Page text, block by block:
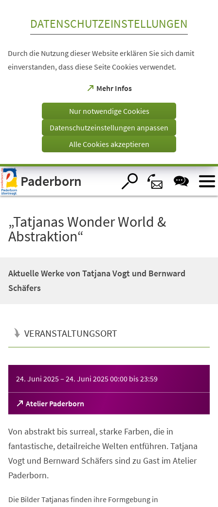
Visuelle
Assistenzsoftware
öffnen.
DATENSCHUTZEINSTELLUNGEN
Durch die Nutzung dieser Website erklären Sie sich damit
einverstanden, dass diese Seite Cookies verwendet.
Mehr Infos
(Öffnet
einem
Tab)
Nur notwendige Cookies
Datenschutzeinstellungen anpassen
Alle Cookies akzeptieren
Paderborn
„Tatjanas Wonder World &
Abstraktion“
Aktuelle Werke von Tatjana Vogt und Bernward
Schäfers
VERANSTALTUNGSORT
24. Juni 2025– 24. Juni 202500:00 bis23:59
Atelier Paderborn
(Öffnet
in
neuen
Tab)
Von abstrakt bis surreal, starke Farben, die in
fantastische, detailreiche Welten entführen. Tatjana
Vogt und Bernward Schäfers sind zu Gast im Atelier
Paderborn.
Die Bilder Tatjanas finden ihre Formgebung in